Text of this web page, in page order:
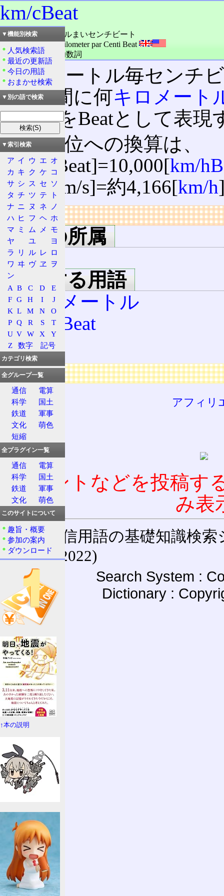
km/cBeat
読み：キロメートルまいセンチビート
外語：km/cBeat: Kilometer par Centi Beat
品詞：名詞,単位助数詞
キロメートル毎センチ
1cBeat間に何キロメート
のkm/sをBeatとして表現
他の単位への換算は、
1[km/cBeat]=10,000[km/
1.157[km/s]=約4,166[km/h
リンク
用語の所属
速度
関連する用語
キロメートル
km/hBeat
km/h
広告
アフィリ
コメントなどを投稿す
み表
通信用語の基礎知識検
(27-May-2022)
Search System :
Dictionary :
▼機能別検索
人気検索語
最近の更新語
今日の用語
おまかせ検索
▼別の語で検索
▼索引検索
ア イ ウ エ オ
カ キ ク ケ コ
サ シ ス セ ソ
タ チ ツ テ
ト
ナ ニ ヌ ネ
ノ
ハ ヒ フ ヘ ホ
マ ミ ム メ
モ
ヤ
ユ
ヨ
ラ
リ ル レ ロ
ワ ヰ ヴ ヱ
ヲ
ン
A B C D
E
F G H I
J
K L M N
O
P Q R S
T
U V W X
Y
Z
数字 記号
カテゴリ検索
全グループ一覧
通信
電算
科学
国土
鉄道
軍事
文化
萌色
短縮
全プラグイン一覧
通信
電算
科学
国土
鉄道
軍事
文化
萌色
このサイトについて
趣旨・概要
参加の案内
ダウンロード
↑本の説明